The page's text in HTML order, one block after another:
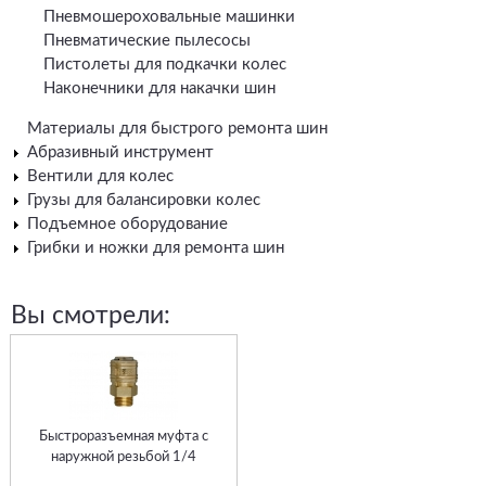
Пневмошероховальные машинки
Пневматические пылесосы
Пистолеты для подкачки колес
Наконечники для накачки шин
Материалы для быстрого ремонта шин
Абразивный инструмент
Вентили для колес
Грузы для балансировки колес
Подъемное оборудование
Грибки и ножки для ремонта шин
Вы смотрели:
Быстроразъемная муфта с
наружной резьбой 1/4